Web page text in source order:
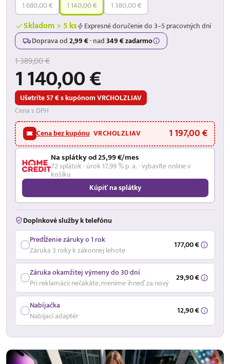
1 680,00 € 1 140,00 € 1 380,00 €
Skladom > 5 ks
Expresné doručenie do 3–5 pracovných dní
Doprava od2,99 €·nad349 € zadarmo
1 389,00 €
1 140,00 €
Ušetríte 57 € s kupónom VRCHOLZLIAV
Cena s DPH
Cena bez kupónu VRCHOLZLIAV 1 197,00 €
Na splátky od 25,99 €/mes
72 splátok · úrok 17,99 % p. a. · vybavíte online v
košíku
Kúpiť na splátky
Doplnkové služby k telefónu
Predĺženie záruky o 1 rok
Záruka 3 roky k zákonnej lehote
177,00 €
Záruka okamžitej výmeny do 30 dní
Pri reklamácii nečakáte, meníme ihneď za nový
29,90 €
Nabíjačka
Nabíjací adaptér
12,90 €